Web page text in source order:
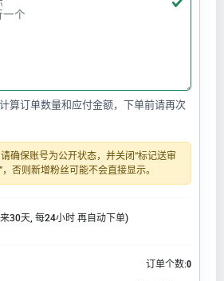
算订单数量和应付金额，下单前请再次
请确保账号为公开状态，并关闭“标记送审
，否则新增粉丝可能不会直接显示。
30天, 每24小时 再自动下单)
订单个数:0